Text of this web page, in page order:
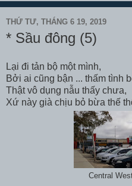
THỨ TƯ, THÁNG 6 19, 2019
* Sầu đông (5)
Lại đi tản bộ một mình,
Bởi ai cũng bận ... thấm tình
Thật vô dụng nẫu thấy chưa,
Xứ này già chịu bỏ bừa thế
Central